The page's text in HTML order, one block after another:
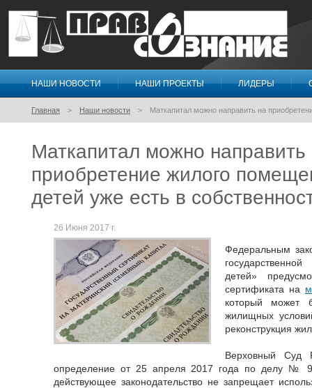
Правосознание
НАШИ НОВОСТИ НАШИ ПРОЕКТЫ ЛИДЕРЫ
Главная Наши новости Маткапитал можно направить на
Маткапитал можно направить
приобретение жилого
детей уже есть в
26 Июня 2017 г.
Федеральным
детей»
сертификата на
который может
жилищных
реконструкция
Верховный Суд
определение от 25 апреля 2017 года по делу №
действующее законодательство не запрещает